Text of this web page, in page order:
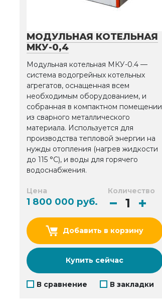
МОДУЛЬНАЯ КОТЕЛЬНАЯ
МКУ-0,4
Модульная котельная МКУ-0.4 —
система водогрейных котельных
агрегатов, оснащенная всем
необходимым оборудованием, и
собранная в компактном помещении
из сварного металлического
материала. Используется для
производства тепловой энергии на
нужды отопления (нагрев жидкости
до 115 °С), и воды для горячего
водоснабжения.
Цена
1 800 000 руб.
Количество
Добавить в корзину
Купить сейчас
В сравнение В закладки